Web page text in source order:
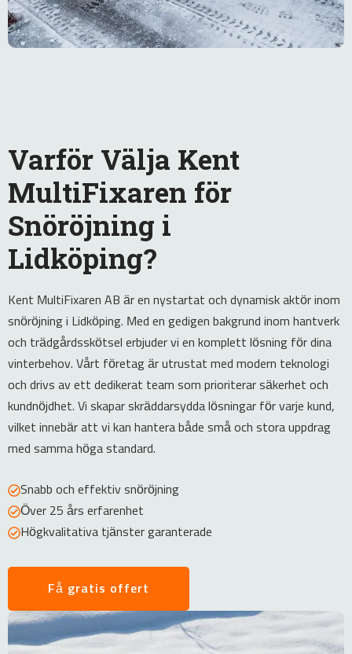
Varför Välja Kent
MultiFixaren för
Snöröjning i
Lidköping?
Kent MultiFixaren AB är en nystartat och dynamisk aktör inom
snöröjning i Lidköping. Med en gedigen bakgrund inom hantverk
och trädgårdsskötsel erbjuder vi en komplett lösning för dina
vinterbehov. Vårt företag är utrustat med modern teknologi
och drivs av ett dedikerat team som prioriterar säkerhet och
kundnöjdhet. Vi skapar skräddarsydda lösningar för varje kund,
vilket innebär att vi kan hantera både små och stora uppdrag
med samma höga standard.
Snabb och effektiv snöröjning
Över 25 års erfarenhet
Högkvalitativa tjänster garanterade
Få gratis offert